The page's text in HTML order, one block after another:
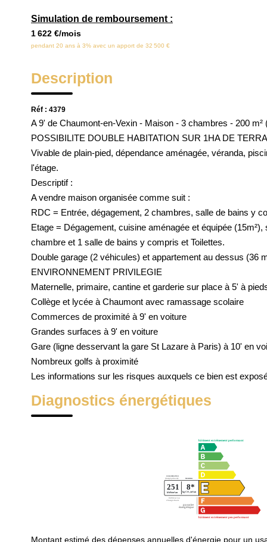
Simulation de remboursement :
1 622 €/mois
pendant 20 ans à 3% avec un apport de 32 500 €
Description
Réf : 4379
A 9' de Chaumont-en-Vexin - Maison - 3 chambres - 200 m²
POSSIBILITE DOUBLE HABITATION SUR 1HA DE
Vivable de plain-pied, dépendance aménagée, véranda,
l'étage.
Descriptif :
A vendre maison organisée comme suit :
RDC = Entrée, dégagement, 2 chambres, salle de bains y
Etage = Dégagement, cuisine aménagée et équipée
chambre et 1 salle de bains y compris et Toilettes.
Double garage (2 véhicules) et appartement au dessus (36
ENVIRONNEMENT PRIVILEGIE
Maternelle, primaire, cantine et garderie sur place à 5' à
Collège et lycée à Chaumont avec ramassage scolaire
Commerces de proximité à 9' en voiture
Grandes surfaces à 9' en voiture
Gare (ligne desservant la gare St Lazare à Paris) à 10' en
Nombreux golfs à proximité
Les informations sur les risques auxquels ce bien est
Diagnostics énergétiques
Montant estimé des dépenses annuelles d'énergie pour un